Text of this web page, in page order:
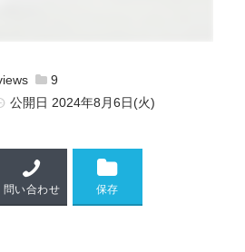
9
公開日 2024年8月6日(火)
問い合わせ